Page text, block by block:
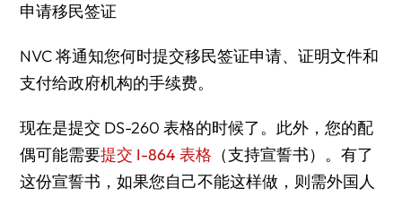
申请移民签证
NVC 将通知您何时提交移民签证申请、证明文件和
支付给政府机构的手续费。
现在是提交 DS-260 表格的时候了。此外，您的配
偶可能需要提交 I-864 表格 （支持宣誓书）。有了
这份宣誓书，如果您自己不能这样做，则需外国人